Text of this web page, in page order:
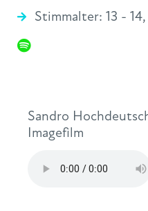
Stimmalter: 13 - 14,
Sandro
Imagefilm